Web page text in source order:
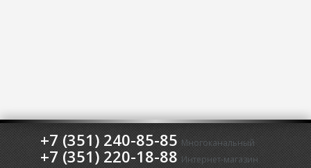
+7 (351) 240-85-85 Многоканальный
+7 (351) 220-18-88 Интернет-магазин